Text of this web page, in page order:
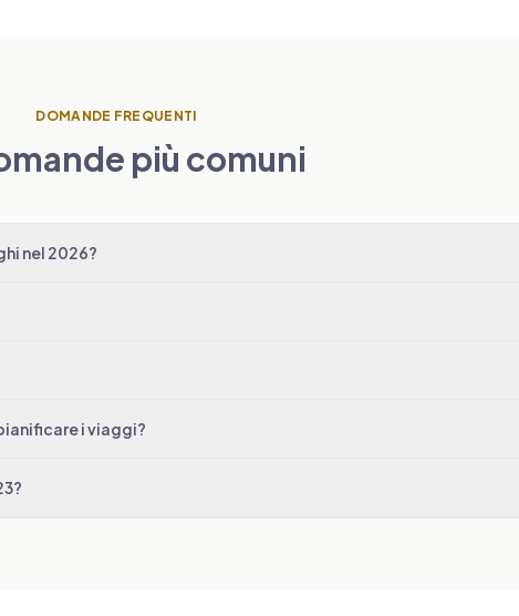
DOMANDE FREQUENTI
più comuni
nel 2026?
i viaggi?